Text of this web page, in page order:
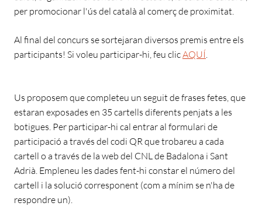
per promocionar l'ús del català al comerç de proximitat.
Al final del concurs se sortejaran diversos premis entre els
participants! Si voleu participar-hi, feu clicAQUÍ.
Us proposem que completeu un seguit de frases fetes, que
estaran exposades en 35 cartells diferents penjats a les
botigues. Per participar-hi cal entrar al formulari de
participació a través del codi QR que trobareu a cada
cartell o a través de la web del CNL de Badalona i Sant
Adrià. Empleneu les dades fent-hi constar el número del
cartell i la solució corresponent (com a mínim se n'ha de
respondre un).